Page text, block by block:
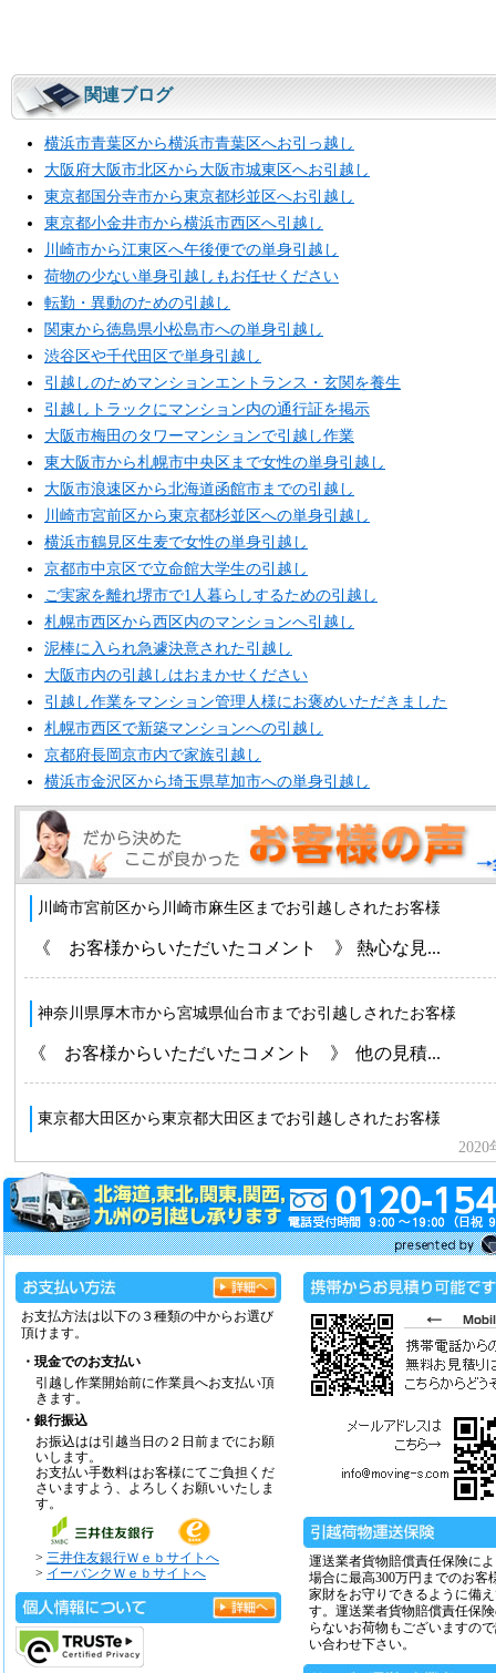
関連ブログ
横浜市青葉区から横浜市青葉区へお引っ越し
大阪府大阪市北区から大阪市城東区へお引越し
東京都国分寺市から東京都杉並区へお引越し
東京都小金井市から横浜市西区へ引越し
川崎市から江東区へ午後便での単身引越し
荷物の少ない単身引越しもお任せください
転勤・異動のための引越し
関東から徳島県小松島市への単身引越し
渋谷区や千代田区で単身引越し
引越しのためマンションエントランス・玄関を養生
引越しトラックにマンション内の通行証を掲示
大阪市梅田のタワーマンションで引越し作業
東大阪市から札幌市中央区まで女性の単身引越し
大阪市浪速区から北海道函館市までの引越し
川崎市宮前区から東京都杉並区への単身引越し
横浜市鶴見区生麦で女性の単身引越し
京都市中京区で立命館大学生の引越し
ご実家を離れ堺市で1人暮らしするための引越し
札幌市西区から西区内のマンションへ引越し
泥棒に入られ急遽決意された引越し
大阪市内の引越しはおまかせください
引越し作業をマンション管理人様にお褒めいただきました
札幌市西区で新築マンションへの引越し
京都府長岡京市内で家族引越し
横浜市金沢区から埼玉県草加市への単身引越し
お支払方法は以下の３種類の中からお選び
頂けます。
・現金でのお支払い
引越し作業開始前に作業員へお支払い頂
きます。
・銀行振込
お振込はは引越当日の２日前までにお願
いします。
お支払い手数料はお客様にてご負担くだ
さいますよう、よろしくお願いいたしま
す。
> 三井住友銀行Ｗｅｂサイトへ
> イーバンクＷｅｂサイトへ
運送業者貨物賠償責任保険に
場合に最高300万円までのお客
家財をお守りできるように備
す。運送業者貨物賠償責任保
らないお荷物もございますの
い合わせ下さい。